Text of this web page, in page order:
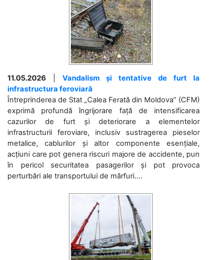
11.05.2026
Vandalism și tentative de furt la
infrastructura feroviară
Întreprinderea de Stat „Calea Ferată din Moldova” (CFM)
exprimă profundă îngrijorare față de intensificarea
cazurilor de furt și deteriorare a elementelor
infrastructurii feroviare, inclusiv sustragerea pieselor
metalice, cablurilor și altor componente esențiale,
acțiuni care pot genera riscuri majore de accidente, pun
în pericol securitatea pasagerilor și pot provoca
perturbări ale transportului de mărfuri....